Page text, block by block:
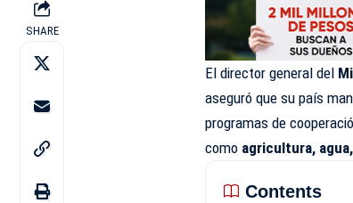
SHARE
El director general del
aseguró que su país
programas de
como agricultura,
Contents